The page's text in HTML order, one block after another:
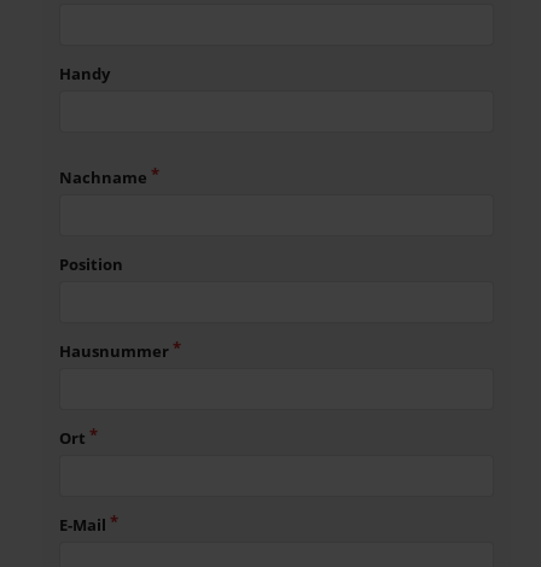
Handy
Nachname
Position
Hausnummer
Ort
E-Mail